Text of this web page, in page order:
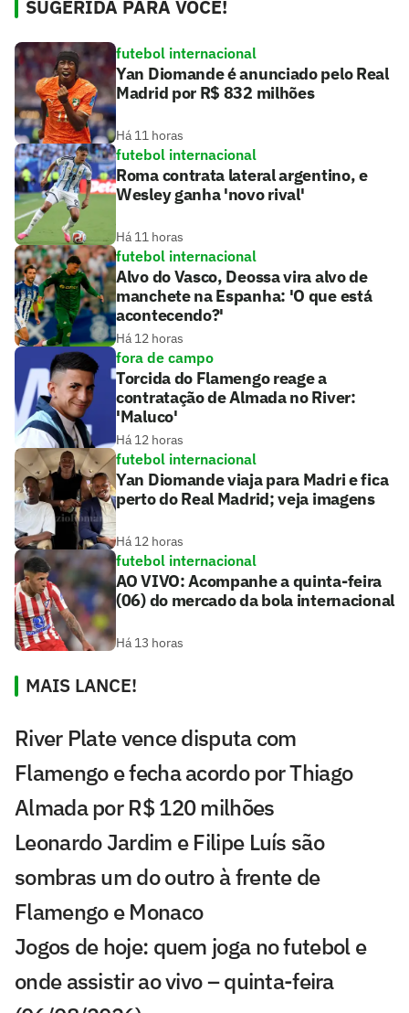
SUGERIDA PARA VOCÊ!
futebol internacional
Yan Diomande é anunciado pelo Real
Madrid por R$ 832 milhões
Há 11 horas
futebol internacional
Roma contrata lateral argentino, e
Wesley ganha 'novo rival'
Há 11 horas
futebol internacional
Alvo do Vasco, Deossa vira alvo de
manchete na Espanha: 'O que está
acontecendo?'
Há 12 horas
fora de campo
Torcida do Flamengo reage a
contratação de Almada no River:
'Maluco'
Há 12 horas
futebol internacional
Yan Diomande viaja para Madri e fica
perto do Real Madrid; veja imagens
Há 12 horas
futebol internacional
AO VIVO: Acompanhe a quinta-feira
(06) do mercado da bola internacional
Há 13 horas
MAIS LANCE!
River Plate vence disputa com
Flamengo e fecha acordo por Thiago
Almada por R$ 120 milhões
Leonardo Jardim e Filipe Luís são
sombras um do outro à frente de
Flamengo e Monaco
Jogos de hoje: quem joga no futebol e
onde assistir ao vivo – quinta-feira